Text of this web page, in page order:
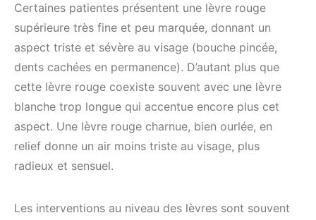
Certaines patientes présentent une lèvre rouge
supérieure très fine et peu marquée, donnant un
aspect triste et sévère au visage (bouche pincée,
dents cachées en permanence). D’autant plus que
cette lèvre rouge coexiste souvent avec une lèvre
blanche trop longue qui accentue encore plus cet
aspect. Une lèvre rouge charnue, bien ourlée, en
relief donne un air moins triste au visage, plus
radieux et sensuel.
Les interventions au niveau des lèvres sont souvent